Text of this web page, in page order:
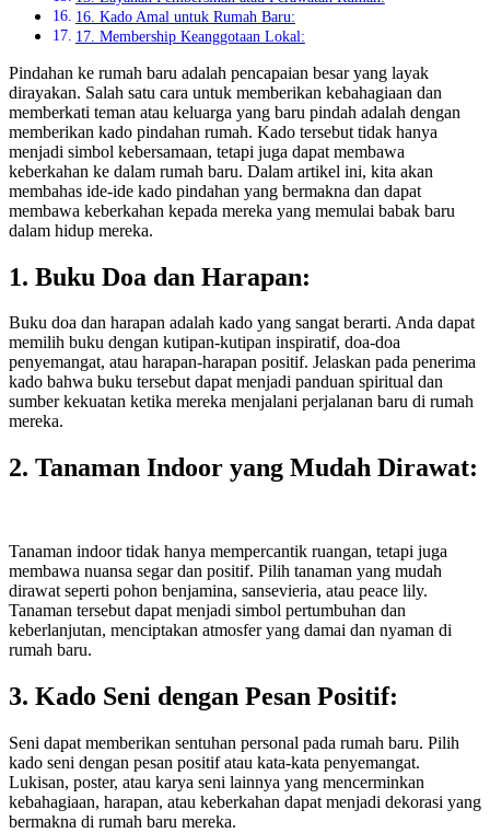
16. Kado Amal untuk Rumah Baru:
17. Membership Keanggotaan Lokal:
Pindahan ke rumah baru adalah pencapaian besar yang layak
dirayakan. Salah satu cara untuk memberikan kebahagiaan dan
memberkati teman atau keluarga yang baru pindah adalah dengan
memberikan kado pindahan rumah. Kado tersebut tidak hanya
menjadi simbol kebersamaan, tetapi juga dapat membawa
keberkahan ke dalam rumah baru. Dalam artikel ini, kita akan
membahas ide-ide kado pindahan yang bermakna dan dapat
membawa keberkahan kepada mereka yang memulai babak baru
dalam hidup mereka.
1. Buku Doa dan Harapan:
Buku doa dan harapan adalah kado yang sangat berarti. Anda dapat
memilih buku dengan kutipan-kutipan inspiratif, doa-doa
penyemangat, atau harapan-harapan positif. Jelaskan pada penerima
kado bahwa buku tersebut dapat menjadi panduan spiritual dan
sumber kekuatan ketika mereka menjalani perjalanan baru di rumah
mereka.
2. Tanaman Indoor yang Mudah Dirawat:
Tanaman indoor tidak hanya mempercantik ruangan, tetapi juga
membawa nuansa segar dan positif. Pilih tanaman yang mudah
dirawat seperti pohon benjamina, sansevieria, atau peace lily.
Tanaman tersebut dapat menjadi simbol pertumbuhan dan
keberlanjutan, menciptakan atmosfer yang damai dan nyaman di
rumah baru.
3. Kado Seni dengan Pesan Positif:
Seni dapat memberikan sentuhan personal pada rumah baru. Pilih
kado seni dengan pesan positif atau kata-kata penyemangat.
Lukisan, poster, atau karya seni lainnya yang mencerminkan
kebahagiaan, harapan, atau keberkahan dapat menjadi dekorasi yang
bermakna di rumah baru mereka.